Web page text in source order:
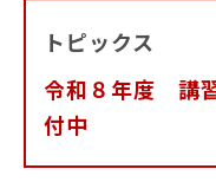
トピックス
令和８年度 講
付中